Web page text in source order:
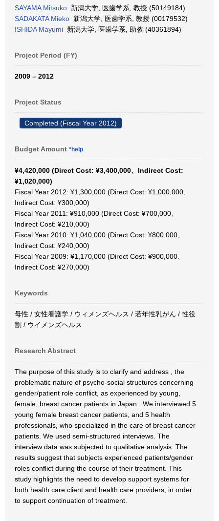
SAYAMA Mitsuko 新潟大学, 医歯学系, 教授 (50149184)
SADAKATA Mieko 新潟大学, 医歯学系, 教授 (00179532)
ISHIDA Mayumi 新潟大学, 医歯学系, 助教 (40361894)
Project Period (FY)
2009 – 2012
Project Status
Completed (Fiscal Year 2012)
Budget Amount *help
¥4,420,000 (Direct Cost: ¥3,400,000、Indirect Cost:
¥1,020,000)
Fiscal Year 2012: ¥1,300,000 (Direct Cost: ¥1,000,000、
Indirect Cost: ¥300,000)
Fiscal Year 2011: ¥910,000 (Direct Cost: ¥700,000、
Indirect Cost: ¥210,000)
Fiscal Year 2010: ¥1,040,000 (Direct Cost: ¥800,000、
Indirect Cost: ¥240,000)
Fiscal Year 2009: ¥1,170,000 (Direct Cost: ¥900,000、
Indirect Cost: ¥270,000)
Keywords
母性 / 女性看護学 / ウィメンズヘルス / 若年性乳がん / 性役
割 / ウイメンズヘルス
Research Abstract
The purpose of this study is to clarify and address , the
problematic nature of psycho-social structures concerning
gender/patient role conflict, as experienced by young,
female, breast cancer patients in Japan . We interviewed 5
young female breast cancer patients, and 5 health
professionals, who specialized in the care of breast cancer
patients. We used semi-structured interviews. The
interview data was subjected to qualitative analysis. The
results suggest that subjects experienced patients/gender
roles conflict during the course of their treatment. This
study highlights the need to develop support systems for
both health care client and health care providers, in order
to support continuation of treatment.